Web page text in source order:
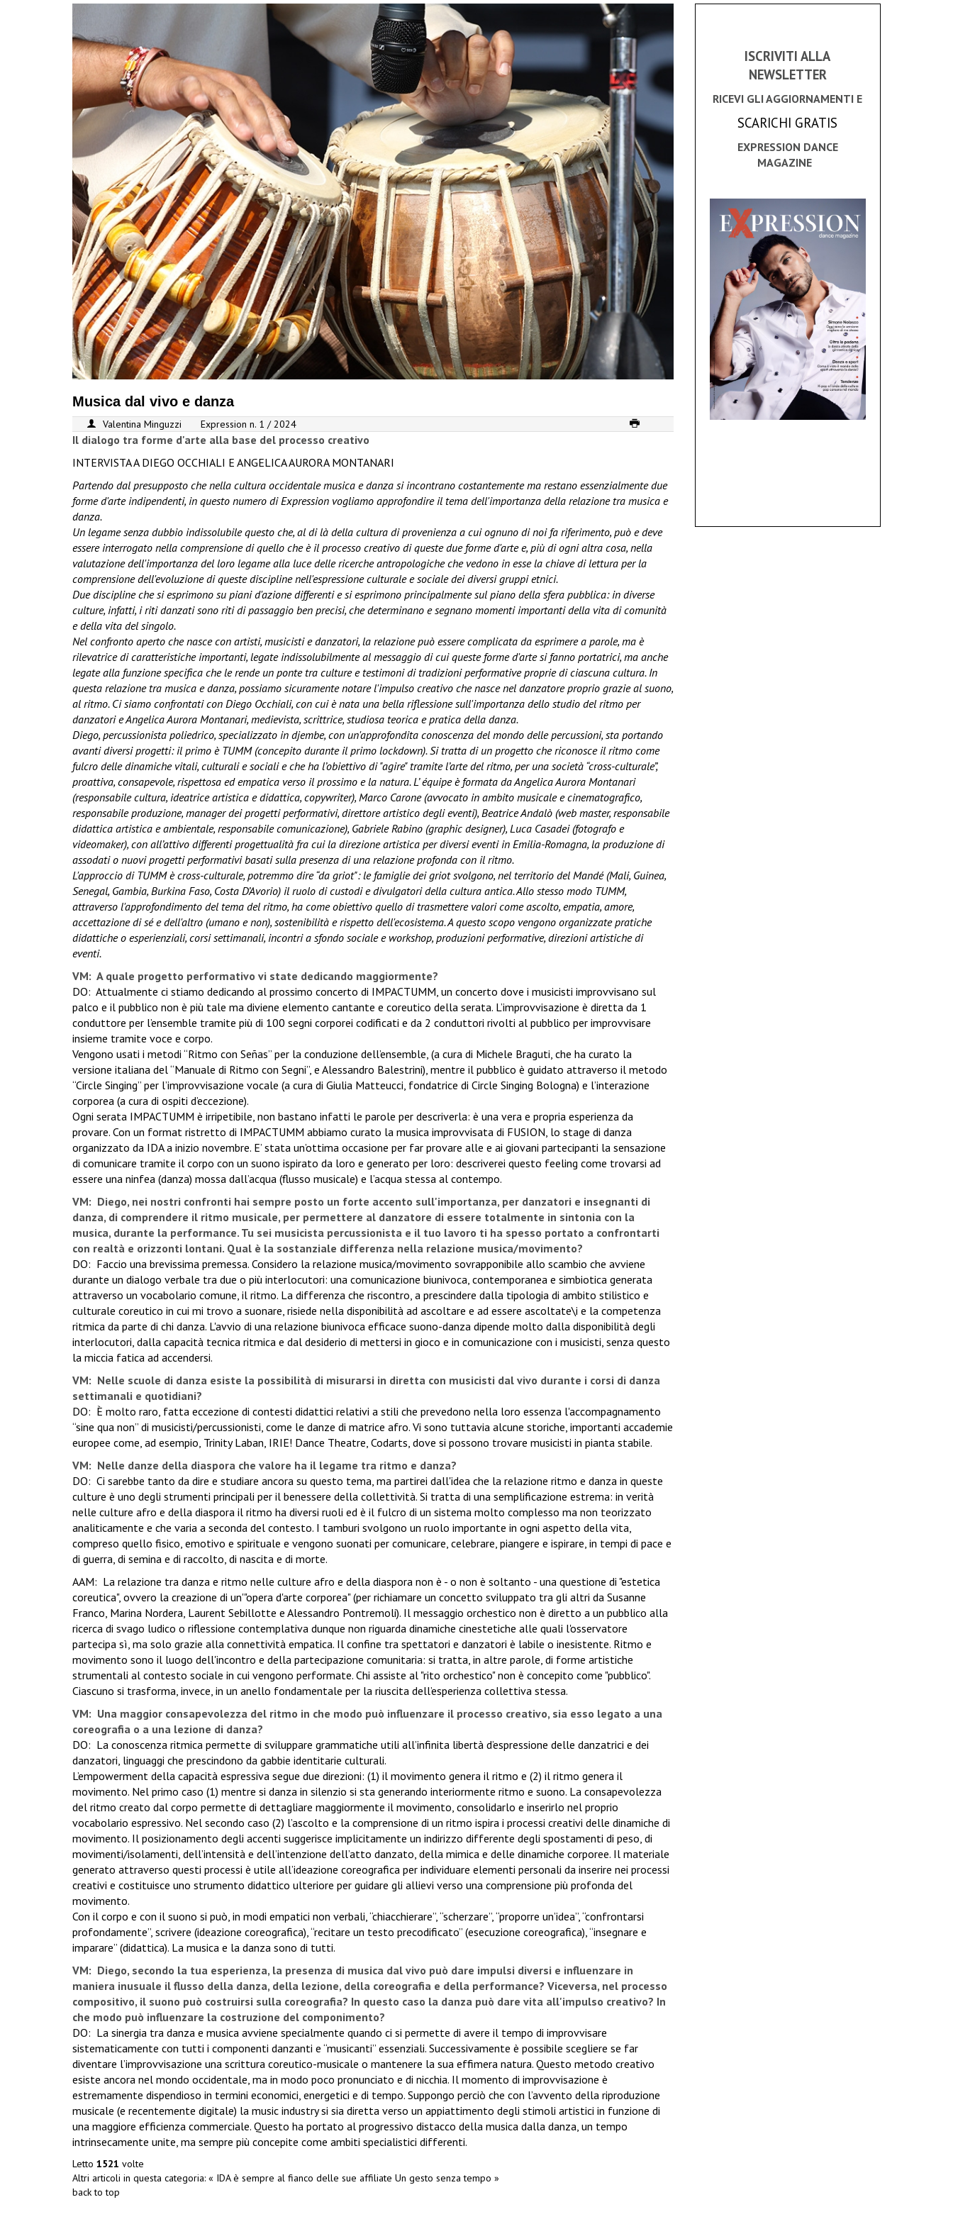
Musica dal vivo e danza
Valentina Minguzzi Expression n. 1 / 2024
Il dialogo tra forme d'arte alla base del processo creativo
INTERVISTA A DIEGO OCCHIALI E ANGELICA AURORA MONTANARI
Partendo dal presupposto che nella cultura occidentale musica e danza si incontrano costantemente ma restano essenzialmente due
forme d'arte indipendenti, in questo numero di Expression vogliamo approfondire il tema dell'importanza della relazione tra musica e
danza.
Un legame senza dubbio indissolubile questo che, al di là della cultura di provenienza a cui ognuno di noi fa riferimento, può e deve
essere interrogato nella comprensione di quello che è il processo creativo di queste due forme d'arte e, più di ogni altra cosa, nella
valutazione dell'importanza del loro legame alla luce delle ricerche antropologiche che vedono in esse la chiave di lettura per la
comprensione dell'evoluzione di queste discipline nell'espressione culturale e sociale dei diversi gruppi etnici.
Due discipline che si esprimono su piani d'azione differenti e si esprimono principalmente sul piano della sfera pubblica: in diverse
culture, infatti, i riti danzati sono riti di passaggio ben precisi, che determinano e segnano momenti importanti della vita di comunità
e della vita del singolo.
Nel confronto aperto che nasce con artisti, musicisti e danzatori, la relazione può essere complicata da esprimere a parole, ma è
rilevatrice di caratteristiche importanti, legate indissolubilmente al messaggio di cui queste forme d'arte si fanno portatrici, ma anche
legate alla funzione specifica che le rende un ponte tra culture e testimoni di tradizioni performative proprie di ciascuna cultura. In
questa relazione tra musica e danza, possiamo sicuramente notare l'impulso creativo che nasce nel danzatore proprio grazie al suono,
al ritmo. Ci siamo confrontati con Diego Occhiali, con cui è nata una bella riflessione sull'importanza dello studio del ritmo per
danzatori e Angelica Aurora Montanari, medievista, scrittrice, studiosa teorica e pratica della danza.
Diego, percussionista poliedrico, specializzato in djembe, con un'approfondita conoscenza del mondo delle percussioni, sta portando
avanti diversi progetti: il primo è TUMM (concepito durante il primo lockdown). Si tratta di un progetto che riconosce il ritmo come
fulcro delle dinamiche vitali, culturali e sociali e che ha l’obiettivo di "agire" tramite l’arte del ritmo, per una società “cross-culturale”,
proattiva, consapevole, rispettosa ed empatica verso il prossimo e la natura. L’ équipe è formata da Angelica Aurora Montanari
(responsabile cultura, ideatrice artistica e didattica, copywriter), Marco Carone (avvocato in ambito musicale e cinematografico,
responsabile produzione, manager dei progetti performativi, direttore artistico degli eventi), Beatrice Andalò (web master, responsabile
didattica artistica e ambientale, responsabile comunicazione), Gabriele Rabino (graphic designer), Luca Casadei (fotografo e
videomaker), con all’attivo differenti progettualità fra cui la direzione artistica per diversi eventi in Emilia-Romagna, la produzione di
assodati o nuovi progetti performativi basati sulla presenza di una relazione profonda con il ritmo.
L'approccio di TUMM è cross-culturale, potremmo dire “da griot": le famiglie dei griot svolgono, nel territorio del Mandé (Mali, Guinea,
Senegal, Gambia, Burkina Faso, Costa D’Avorio) il ruolo di custodi e divulgatori della cultura antica. Allo stesso modo TUMM,
attraverso l'approfondimento del tema del ritmo, ha come obiettivo quello di trasmettere valori come ascolto, empatia, amore,
accettazione di sé e dell'altro (umano e non), sostenibilità e rispetto dell'ecosistema. A questo scopo vengono organizzate pratiche
didattiche o esperienziali, corsi settimanali, incontri a sfondo sociale e workshop, produzioni performative, direzioni artistiche di
eventi.
VM: A quale progetto performativo vi state dedicando maggiormente?
DO: Attualmente ci stiamo dedicando al prossimo concerto di IMPACTUMM, un concerto dove i musicisti improvvisano sul
palco e il pubblico non è più tale ma diviene elemento cantante e coreutico della serata. L’improvvisazione è diretta da 1
conduttore per l’ensemble tramite più di 100 segni corporei codificati e da 2 conduttori rivolti al pubblico per improvvisare
insieme tramite voce e corpo.
Vengono usati i metodi “Ritmo con Señas” per la conduzione dell’ensemble, (a cura di Michele Braguti, che ha curato la
versione italiana del “Manuale di Ritmo con Segni”, e Alessandro Balestrini), mentre il pubblico è guidato attraverso il metodo
“Circle Singing” per l’improvvisazione vocale (a cura di Giulia Matteucci, fondatrice di Circle Singing Bologna) e l’interazione
corporea (a cura di ospiti d’eccezione).
Ogni serata IMPACTUMM è irripetibile, non bastano infatti le parole per descriverla: è una vera e propria esperienza da
provare. Con un format ristretto di IMPACTUMM abbiamo curato la musica improvvisata di FUSION, lo stage di danza
organizzato da IDA a inizio novembre. E’ stata un’ottima occasione per far provare alle e ai giovani partecipanti la sensazione
di comunicare tramite il corpo con un suono ispirato da loro e generato per loro: descriverei questo feeling come trovarsi ad
essere una ninfea (danza) mossa dall’acqua (flusso musicale) e l’acqua stessa al contempo.
VM: Diego, nei nostri confronti hai sempre posto un forte accento sull'importanza, per danzatori e insegnanti di
danza, di comprendere il ritmo musicale, per permettere al danzatore di essere totalmente in sintonia con la
musica, durante la performance. Tu sei musicista percussionista e il tuo lavoro ti ha spesso portato a confrontarti
con realtà e orizzonti lontani. Qual è la sostanziale differenza nella relazione musica/movimento?
DO: Faccio una brevissima premessa. Considero la relazione musica/movimento sovrapponibile allo scambio che avviene
durante un dialogo verbale tra due o più interlocutori: una comunicazione biunivoca, contemporanea e simbiotica generata
attraverso un vocabolario comune, il ritmo. La differenza che riscontro, a prescindere dalla tipologia di ambito stilistico e
culturale coreutico in cui mi trovo a suonare, risiede nella disponibilità ad ascoltare e ad essere ascoltate\i e la competenza
ritmica da parte di chi danza. L'avvio di una relazione biunivoca efficace suono-danza dipende molto dalla disponibilità degli
interlocutori, dalla capacità tecnica ritmica e dal desiderio di mettersi in gioco e in comunicazione con i musicisti, senza questo
la miccia fatica ad accendersi.
VM: Nelle scuole di danza esiste la possibilità di misurarsi in diretta con musicisti dal vivo durante i corsi di danza
settimanali e quotidiani?
DO: È molto raro, fatta eccezione di contesti didattici relativi a stili che prevedono nella loro essenza l'accompagnamento
“sine qua non” di musicisti/percussionisti, come le danze di matrice afro. Vi sono tuttavia alcune storiche, importanti accademie
europee come, ad esempio, Trinity Laban, IRIE! Dance Theatre, Codarts, dove si possono trovare musicisti in pianta stabile.
VM: Nelle danze della diaspora che valore ha il legame tra ritmo e danza?
DO: Ci sarebbe tanto da dire e studiare ancora su questo tema, ma partirei dall'idea che la relazione ritmo e danza in queste
culture è uno degli strumenti principali per il benessere della collettività. Si tratta di una semplificazione estrema: in verità
nelle culture afro e della diaspora il ritmo ha diversi ruoli ed è il fulcro di un sistema molto complesso ma non teorizzato
analiticamente e che varia a seconda del contesto. I tamburi svolgono un ruolo importante in ogni aspetto della vita,
compreso quello fisico, emotivo e spirituale e vengono suonati per comunicare, celebrare, piangere e ispirare, in tempi di pace e
di guerra, di semina e di raccolto, di nascita e di morte.
AAM: La relazione tra danza e ritmo nelle culture afro e della diaspora non è - o non è soltanto - una questione di "estetica
coreutica", ovvero la creazione di un'"opera d'arte corporea" (per richiamare un concetto sviluppato tra gli altri da Susanne
Franco, Marina Nordera, Laurent Sebillotte e Alessandro Pontremoli). Il messaggio orchestico non è diretto a un pubblico alla
ricerca di svago ludico o riflessione contemplativa dunque non riguarda dinamiche cinestetiche alle quali l'osservatore
partecipa sì, ma solo grazie alla connettività empatica. Il confine tra spettatori e danzatori è labile o inesistente. Ritmo e
movimento sono il luogo dell'incontro e della partecipazione comunitaria: si tratta, in altre parole, di forme artistiche
strumentali al contesto sociale in cui vengono performate. Chi assiste al "rito orchestico" non è concepito come "pubblico".
Ciascuno si trasforma, invece, in un anello fondamentale per la riuscita dell’esperienza collettiva stessa.
VM: Una maggior consapevolezza del ritmo in che modo può influenzare il processo creativo, sia esso legato a una
coreografia o a una lezione di danza?
DO: La conoscenza ritmica permette di sviluppare grammatiche utili all’infinita libertà d’espressione delle danzatrici e dei
danzatori, linguaggi che prescindono da gabbie identitarie culturali.
L’empowerment della capacità espressiva segue due direzioni: (1) il movimento genera il ritmo e (2) il ritmo genera il
movimento. Nel primo caso (1) mentre si danza in silenzio si sta generando interiormente ritmo e suono. La consapevolezza
del ritmo creato dal corpo permette di dettagliare maggiormente il movimento, consolidarlo e inserirlo nel proprio
vocabolario espressivo. Nel secondo caso (2) l’ascolto e la comprensione di un ritmo ispira i processi creativi delle dinamiche di
movimento. Il posizionamento degli accenti suggerisce implicitamente un indirizzo differente degli spostamenti di peso, di
movimenti/isolamenti, dell’intensità e dell’intenzione dell’atto danzato, della mimica e delle dinamiche corporee. Il materiale
generato attraverso questi processi è utile all’ideazione coreografica per individuare elementi personali da inserire nei processi
creativi e costituisce uno strumento didattico ulteriore per guidare gli allievi verso una comprensione più profonda del
movimento.
Con il corpo e con il suono si può, in modi empatici non verbali, “chiacchierare”, “scherzare”, “proporre un’idea”, “confrontarsi
profondamente”, scrivere (ideazione coreografica), “recitare un testo precodificato” (esecuzione coreografica), “insegnare e
imparare” (didattica). La musica e la danza sono di tutti.
VM: Diego, secondo la tua esperienza, la presenza di musica dal vivo può dare impulsi diversi e influenzare in
maniera inusuale il flusso della danza, della lezione, della coreografia e della performance? Viceversa, nel processo
compositivo, il suono può costruirsi sulla coreografia? In questo caso la danza può dare vita all'impulso creativo? In
che modo può influenzare la costruzione del componimento?
DO: La sinergia tra danza e musica avviene specialmente quando ci si permette di avere il tempo di improvvisare
sistematicamente con tutti i componenti danzanti e “musicanti” essenziali. Successivamente è possibile scegliere se far
diventare l’improvvisazione una scrittura coreutico-musicale o mantenere la sua effimera natura. Questo metodo creativo
esiste ancora nel mondo occidentale, ma in modo poco pronunciato e di nicchia. Il momento di improvvisazione è
estremamente dispendioso in termini economici, energetici e di tempo. Suppongo perciò che con l’avvento della riproduzione
musicale (e recentemente digitale) la music industry si sia diretta verso un appiattimento degli stimoli artistici in funzione di
una maggiore efficienza commerciale. Questo ha portato al progressivo distacco della musica dalla danza, un tempo
intrinsecamente unite, ma sempre più concepite come ambiti specialistici differenti.
Letto 1521 volte
Altri articoli in questa categoria: « IDA è sempre al fianco delle sue affiliate Un gesto senza tempo »
back to top
ISCRIVITI ALLA
NEWSLETTER
RICEVI GLI AGGIORNAMENTI E
SCARICHI GRATIS
EXPRESSION DANCE
MAGAZINE